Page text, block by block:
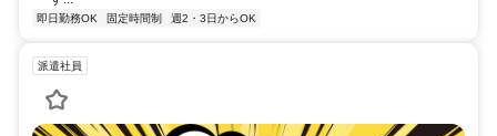
即日勤務OK 固定時間制 週2・3日からOK
派遣社員